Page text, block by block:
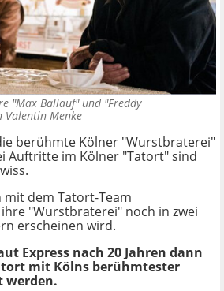
"Max Ballauf" und "Freddy
Valentin Menke
berühmte Kölner "Wurstbraterei"
Auftritte im Kölner "Tatort" sind
mit dem Tatort-Team
"Wurstbraterei" noch in zwei
erscheinen wird.
Express nach 20 Jahren dann
mit Kölns berühmtester
werden.